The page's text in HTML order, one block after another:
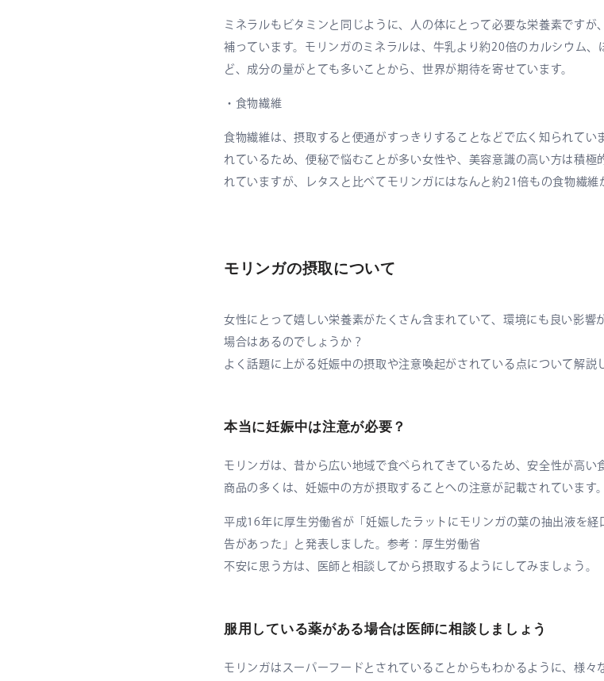
ミネラルもビタミンと同じように、人の体にとって必要な栄養素です
補っています。モリンガのミネラルは、牛乳より約20倍のカルシウム
ど、成分の量がとても多いことから、世界が期待を寄せています。
・食物繊維
食物繊維は、摂取すると便通がすっきりすることなどで広く知られて
れているため、便秘で悩むことが多い女性や、美容意識の高い方は積
れていますが、レタスと比べてモリンガにはなんと約21倍もの食物繊維
モリンガの摂取について
女性にとって嬉しい栄養素がたくさん含まれていて、環境にも良い影
場合はあるのでしょうか？
よく話題に上がる妊娠中の摂取や注意喚起がされている点について解説
本当に妊娠中は注意が必要？
モリンガは、昔から広い地域で食べられてきているため、安全性が高い
商品の多くは、妊娠中の方が摂取することへの注意が記載されています。
平成16年に厚生労働省が「妊娠したラットにモリンガの葉の抽出液を
告があった」と発表しました。参考：厚生労働省
不安に思う方は、医師と相談してから摂取するようにしてみましょう。
服用している薬がある場合は医師に相談しましょう
モリンガはスーパーフードとされていることからもわかるように、様々